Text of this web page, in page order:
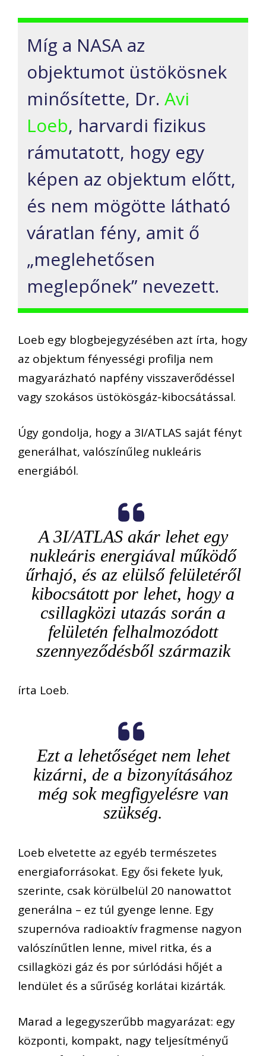
Míg a NASA az
objektumot üstökösnek
minősítette, Dr. Avi
Loeb, harvardi fizikus
rámutatott, hogy egy
képen az objektum előtt,
és nem mögötte látható
váratlan fény, amit ő
„meglehetősen
meglepőnek” nevezett.
Loeb egy blogbejegyzésében azt írta, hogy
az objektum fényességi profilja nem
magyarázható napfény visszaverődéssel
vagy szokásos üstökösgáz-kibocsátással.
Úgy gondolja, hogy a 3I/ATLAS saját fényt
generálhat, valószínűleg nukleáris
energiából.
A 3I/ATLAS akár lehet egy
nukleáris energiával működő
űrhajó, és az elülső felületéről
kibocsátott por lehet, hogy a
csillagközi utazás során a
felületén felhalmozódott
szennyeződésből származik
írta Loeb.
Ezt a lehetőséget nem lehet
kizárni, de a bizonyításához
még sok megfigyelésre van
szükség.
Loeb elvetette az egyéb természetes
energiaforrásokat. Egy ősi fekete lyuk,
szerinte, csak körülbelül 20 nanowattot
generálna – ez túl gyenge lenne. Egy
szupernóva radioaktív fragmense nagyon
valószínűtlen lenne, mivel ritka, és a
csillagközi gáz és por súrlódási hőjét a
lendület és a sűrűség korlátai kizárták.
Marad a legegyszerűbb magyarázat: egy
központi, kompakt, nagy teljesítményű